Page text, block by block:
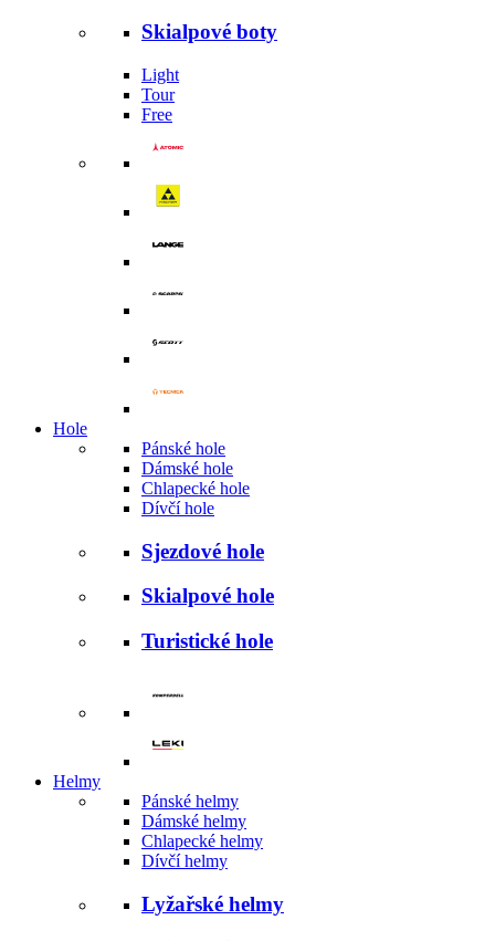
Skialpové boty
Light
Tour
Free
Hole
Pánské hole
Dámské hole
Chlapecké hole
Dívčí hole
Sjezdové hole
Skialpové hole
Turistické hole
Helmy
Pánské helmy
Dámské helmy
Chlapecké helmy
Dívčí helmy
Lyžařské helmy